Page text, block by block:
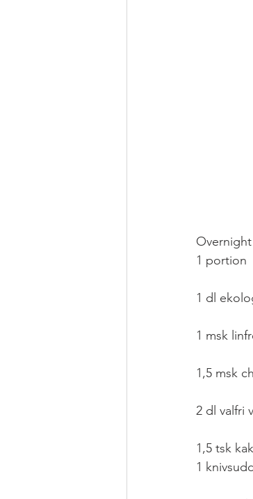
1 portion
1 dl
1 msk
1,5 msk
2 dl valfri
1,5 tsk
1